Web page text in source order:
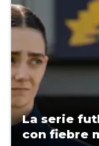
La serie
con fiebre